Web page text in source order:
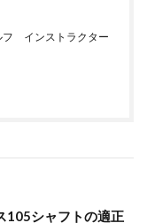
インストラクター
105シャフトの適正